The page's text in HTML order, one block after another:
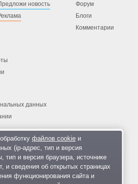
новость
Форум
Блоги
Комментарии
данных
применяются рекомендательные
в Одинцово
файлов cookieи
(ip-адрес, тип и версия
тип и версия браузера, источнике
и сведения об открытых страницах
функционирования сайта и